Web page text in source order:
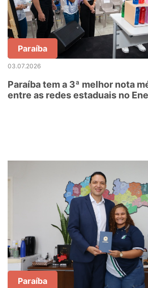
Paraíba
03.07.2026
Paraíba tem a 3ª melhor nota
entre as redes estaduais no
Paraíba